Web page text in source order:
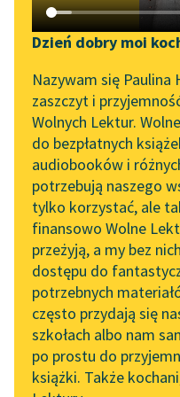
Katalog DAISY
Podkasty o książkach
Aktualności
„Prokurator Alicja Horn”
do słuchania
Byliśmy częścią AI Impact
Lab
Zapraszamy na spotkanie
online z tłumaczkami
literatury skandynawskiej
Spotkanie z Katarzyną
Tunkiel w Oslo
102. lata temu zmarł
Joseph Conrad
Dzień dobry moi
Nazywam się
zaszczyt i
Wolnych Lektur.
do bezpłatnych
audiobooków i
potrzebują naszego
tylko korzystać, ale
finansowo Wolne
przeżyją, a my bez
dostępu do
potrzebnych
często przydają się
szkołach albo nam
po prostu do
książki. Także